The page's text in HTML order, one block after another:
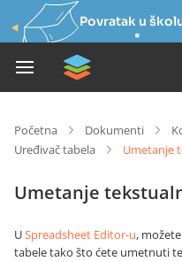
Povratak u
Početna Dokumenti
Uređivač tabela
Umetanje
Umetanje
USpreadsheet Editor-u,
tabele tako što ćete umetnuti